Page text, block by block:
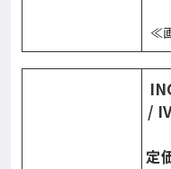
≪
/
定